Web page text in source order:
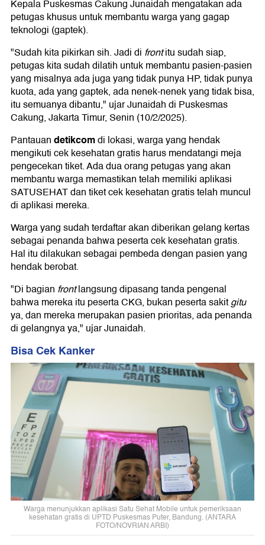
Kepala Puskesmas Cakung Junaidah mengatakan ada
petugas khusus untuk membantu warga yang gagap
teknologi (gaptek).
"Sudah kita pikirkan sih. Jadi di frontitu sudah siap,
petugas kita sudah dilatih untuk membantu pasien-pasien
yang misalnya ada juga yang tidak punya HP, tidak punya
kuota, ada yang gaptek, ada nenek-nenek yang tidak bisa,
itu semuanya dibantu," ujar Junaidah di Puskesmas
Cakung, Jakarta Timur, Senin (10/2/2025).
Pantauandetikcomdi lokasi, warga yang hendak
mengikuti cek kesehatan gratis harus mendatangi meja
pengecekan tiket. Ada dua orang petugas yang akan
membantu warga memastikan telah memiliki aplikasi
SATUSEHAT dan tiket cek kesehatan gratis telah muncul
di aplikasi mereka.
Warga yang sudah terdaftar akan diberikan gelang kertas
sebagai penanda bahwa peserta cek kesehatan gratis.
Hal itu dilakukan sebagai pembeda dengan pasien yang
hendak berobat.
"Di bagian frontlangsung dipasang tanda pengenal
bahwa mereka itu peserta CKG, bukan peserta sakitgitu
ya, dan mereka merupakan pasien prioritas, ada penanda
di gelangnya ya," ujar Junaidah.
Bisa Cek Kanker
Warga menunjukkan aplikasi Satu Sehat Mobile untuk pemeriksaan
kesehatan gratis di UPTD Puskesmas Puter, Bandung. (ANTARA
FOTO/NOVRIAN ARBI)